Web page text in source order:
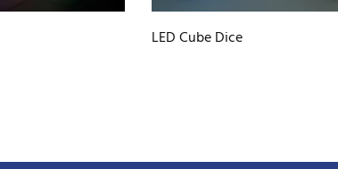
LED Cube Dice